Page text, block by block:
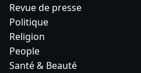
Revue de presse
Politique
Religion
People
Santé & Beauté